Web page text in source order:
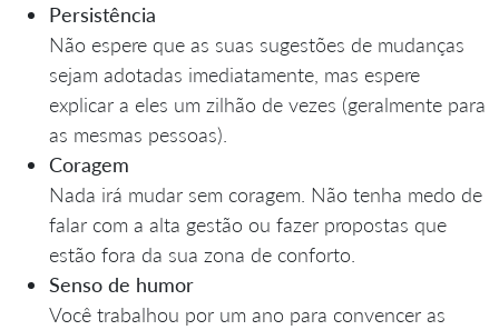
Persistência
Não espere que as suas sugestões de mudanças
sejam adotadas imediatamente, mas espere
explicar a eles um zilhão de vezes (geralmente para
as mesmas pessoas).
Coragem
Nada irá mudar sem coragem. Não tenha medo de
falar com a alta gestão ou fazer propostas que
estão fora da sua zona de conforto.
Senso de humor
Você trabalhou por um ano para convencer as